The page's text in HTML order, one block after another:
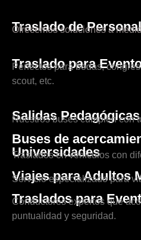
Traslado de Personal
Ofrecemos soluciones a
Traslado para
Perfectos para bodas,
scout, etc.
Salidas Pedagógicas
Nuestros buses cumplen con
Buses de
Universidades
Traslados en vehículos con
Viajes para Adultos
Servicio especializado para
Traslados para
Conductores expertos que
puntualidad y seguridad.